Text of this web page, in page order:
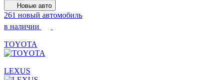
Новые авто
261 новый автомобиль
в наличии
TOYOTA
LEXUS